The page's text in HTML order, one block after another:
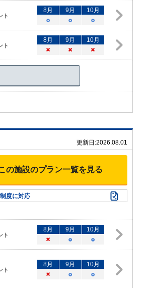
ト
8月 9月 10月
○
○ ○
ト
8月 9月 10月
×
× ×
更新日:2026.08.01
の施設のプラン一覧を見る
度に対応
ト
8月 9月 10月
×
○ ○
ト
8月 9月 10月
×
○ ○